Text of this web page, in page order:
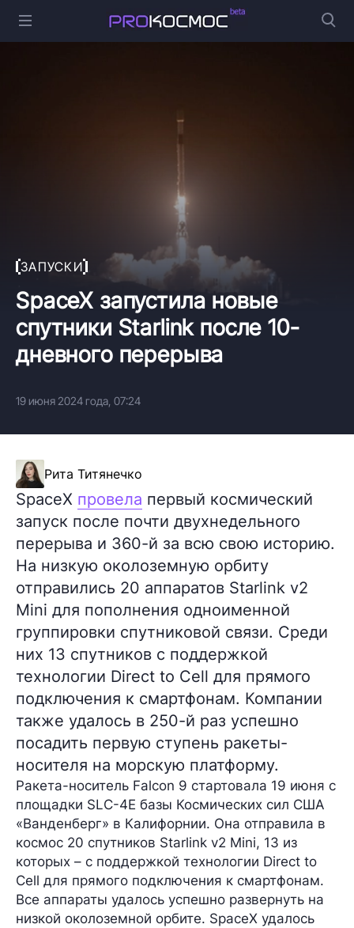
ЗАПУСКИ
SpaceX запустила новые
спутники Starlink после 10-
дневного перерыва
19 июня 2024 года, 07:24
Рита Титянечко
SpaceX провела первый космический
запуск после почти двухнедельного
перерыва и 360-й за всю свою историю.
На низкую околоземную орбиту
отправились 20 аппаратов Starlink v2
Mini для пополнения одноименной
группировки спутниковой связи. Среди
них 13 спутников с поддержкой
технологии Direct to Cell для прямого
подключения к смартфонам. Компании
также удалось в 250-й раз успешно
посадить первую ступень ракеты-
носителя на морскую платформу.
Ракета-носитель Falcon 9 стартовала 19 июня с
площадки SLC-4E базы Космических сил США
«Ванденберг» в Калифорнии. Она отправила в
космос 20 спутников Starlink v2 Mini, 13 из
которых – с поддержкой технологии Direct to
Cell для прямого подключения к смартфонам.
Все аппараты удалось успешно развернуть на
низкой околоземной орбите. SpaceX удалось